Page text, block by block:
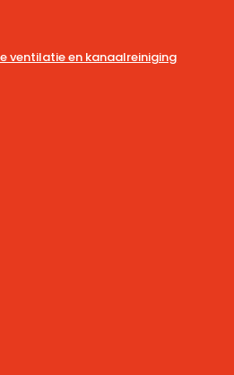
ventilatie en kanaalreiniging